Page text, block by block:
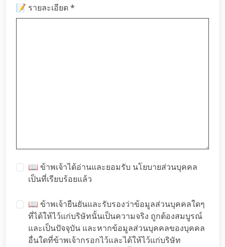
📝 รายละเอียด *
📖 ข้าพเจ้าได้อ่านและยอมรับ นโยบายส่วนบุคคล
เป็นที่เรียบร้อยแล้ว
📖 ข้าพเจ้ายืนยันและรับรองว่าข้อมูลส่วนบุคคลใดๆ
ที่ได้ให้ไว้แก่บริษัทนั้นเป็นความจริง ถูกต้องสมบูรณ์
และเป็นปัจจุบัน และหากข้อมูลส่วนบุคคลของบุคคล
อื่นใดที่ข้าพเจ้ากรอกไว้และได้ให้ไว้แก่บริษัท